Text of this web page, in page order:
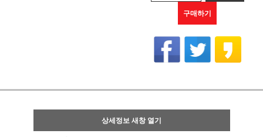
구매하기
상세정보 새창 열기